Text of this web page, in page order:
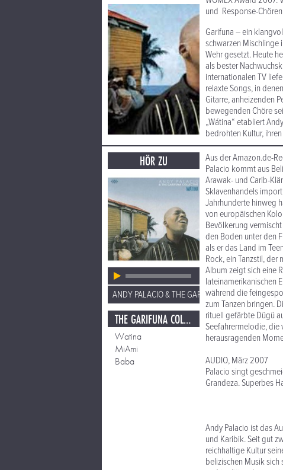
und Response-
Garifuna – ein
schwarzen Mischlinge
Wehr gesetzt. Heute
als bester
internationalen TV
relaxte Songs, in
Gitarre, anheizenden
bewegenden Chöre
„Wátina“ etabliert
bedrohten Kultur,
HÖR ZU
ANDY PALACIO & THE GARIFUNA COLLECTIVE
THE GARIFUNA COLLECTIVE
Watina
MiAmi
Baba
Aus der Amazon.de-
Palacio kommt aus
Arawak- und Carib-
Sklavenhandels
Jahrhunderte hinweg
von europäischen
Bevölkerung
den Boden unter den
als er das Land im
Rock, ein Tanzstil,
Album zeigt sich eine
lateinamerikanischen
während die
zum Tanzen bringen.
rituell gefärbte Dügü
Seefahrermelodie,
herausragenden
AUDIO, März 2007
Palacio singt
Grandeza. Superbes
Andy Palacio ist das
und Karibik. Seit gut
reichhaltige Kultur
belizischen Musik sich